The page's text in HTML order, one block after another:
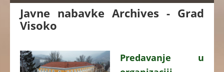
Javne nabavke Archives - Grad
Visoko
Predavanje u